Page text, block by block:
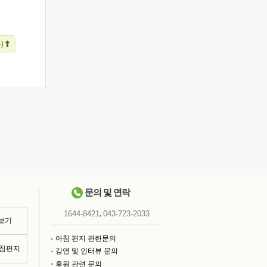
)
기
편지
문의 및 연락
1644-8421, 043-723-2033
아침 편지 관련문의
강연 및 인터뷰 문의
후원 관련 문의